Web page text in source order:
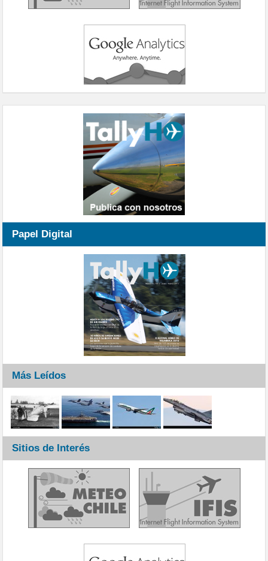
Papel Digital
Más Leídos
Sitios de Interés